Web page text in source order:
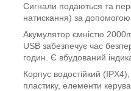
Сигнали подаються та
натискання) за допомогою
Акумулятор ємністю
USB забезпечує час
годин. Є вбудований
Корпус водостійкий
пластику, елементи